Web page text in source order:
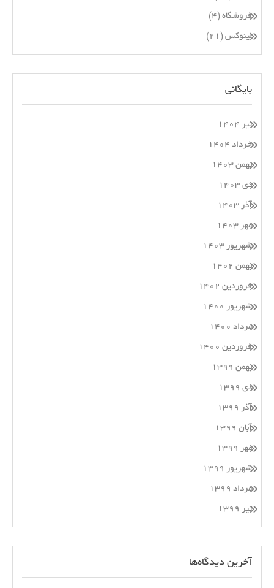
فروشگاه (۴)
لینوکس (۲۱)
بایگانی
تیر ۱۴۰۴
خرداد ۱۴۰۴
بهمن ۱۴۰۳
دی ۱۴۰۳
آذر ۱۴۰۳
مهر ۱۴۰۳
شهریور ۱۴۰۳
بهمن ۱۴۰۲
فروردین ۱۴۰۲
شهریور ۱۴۰۰
مرداد ۱۴۰۰
فروردین ۱۴۰۰
بهمن ۱۳۹۹
دی ۱۳۹۹
آذر ۱۳۹۹
آبان ۱۳۹۹
مهر ۱۳۹۹
شهریور ۱۳۹۹
مرداد ۱۳۹۹
تیر ۱۳۹۹
آخرین دیدگاه‌ها